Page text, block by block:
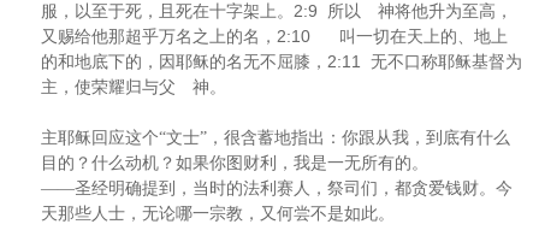
服，以至于死，且死在十字架上。 2:9 所以 神将他升为至高，
又赐给他那超乎万名之上的名， 2:10
叫一切在天上的、地上
的和地底下的，因耶稣的名无不屈膝， 2:11 无不口称耶稣基督为
主，使荣耀归与父 神。
主耶稣回应这个“文士”，很含蓄地指出：你跟从我，到底有什么
目的？什么动机？如果你图财利，我是一无所有的。
——圣经明确提到，当时的法利赛人，祭司们，都贪爱钱财。今
天那些人士，无论哪一宗教，又何尝不是如此。